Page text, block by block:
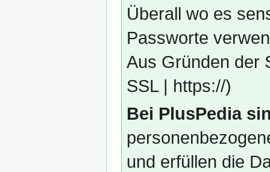
Überall wo es
Passworte
Aus Gründen der
SSL | https://)
Bei PlusPedia
und erfüllen die